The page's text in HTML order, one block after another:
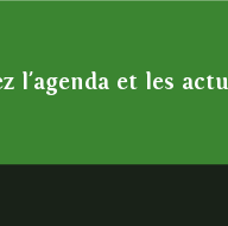
l'agenda et les